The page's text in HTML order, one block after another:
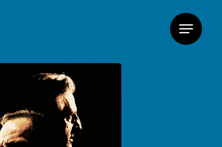
Menu